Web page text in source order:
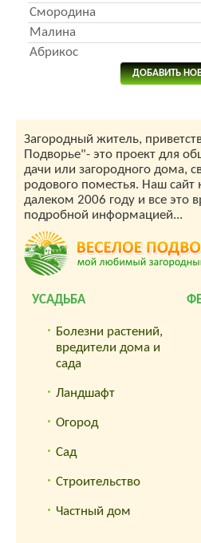
Смородина
Малина
Абрикос
ДОБАВИТЬ
Загородный житель,
Подворье"- это проект для
дачи или загородного дома,
родового поместья. Наш сайт
далеком 2006 году и все это
подробной информацией...
УСАДЬБА
Болезни растений,
вредители дома и
сада
Ландшафт
Огород
Сад
Строительство
Частный дом